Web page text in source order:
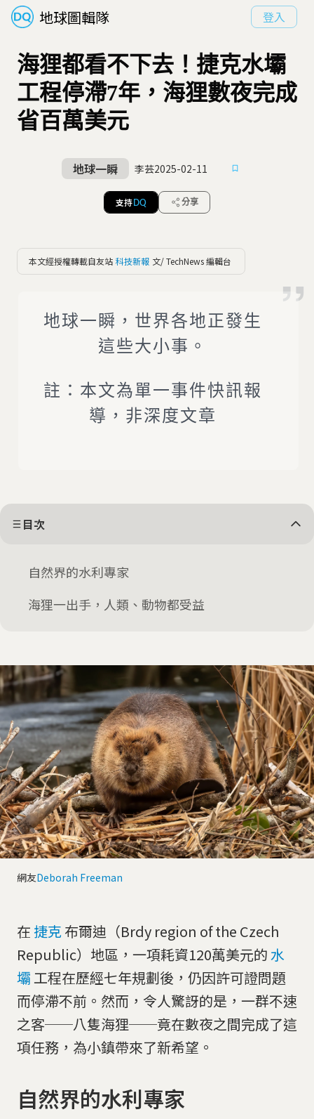
地球圖輯隊 登入
海狸都看不下去！捷克水壩
工程停滯7年，海狸數夜完成
省百萬美元
地球一瞬 李芸2025-02-11
支持 DQ 分享
本文經授權轉載自友站 科技新報 文/ TechNews 編輯台
地球一瞬，世界各地正發生
這些大小事。
註：本文為單一事件快訊報
導，非深度文章
目次
自然界的水利專家
海狸一出手，人類、動物都受益
網友Deborah Freeman
在 捷克 布爾迪（Brdy region of the Czech
Republic）地區，一項耗資120萬美元的水
壩 工程在歷經七年規劃後，仍因許可證問題
而停滯不前。然而，令人驚訝的是，一群不速
之客──八隻海狸──竟在數夜之間完成了這
項任務，為小鎮帶來了新希望。
自然界的水利專家